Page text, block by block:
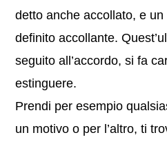
detto anche accollato, e
definito accollante.
seguito all’accordo, si fa
estinguere.
Prendi per esempio
un motivo o per l’altro, ti